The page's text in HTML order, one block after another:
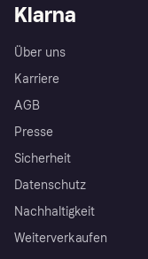
Klarna
Über uns
Karriere
AGB
Presse
Sicherheit
Datenschutz
Nachhaltigkeit
Weiterverkaufen